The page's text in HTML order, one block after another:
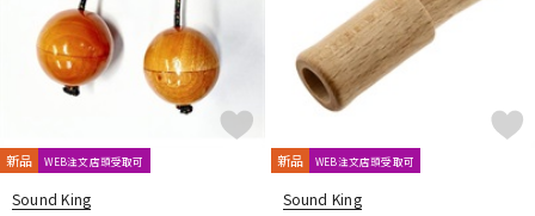
新品 WEB注文店頭受取可
Sound King
新品 WEB注文店頭受取可
Sound King